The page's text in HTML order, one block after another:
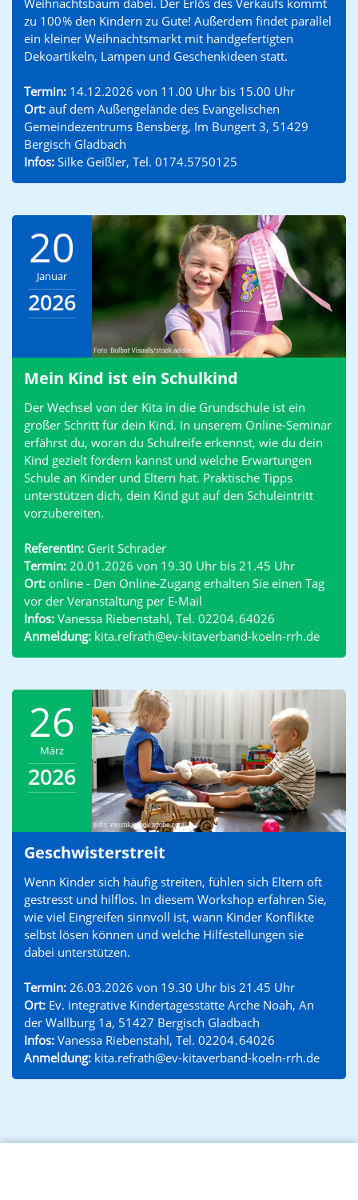
Weihnachtsbaum dabei. Der Erlös des Verkaufs kommt
zu 100 % den Kindern zu Gute! Außerdem findet parallel
ein kleiner Weihnachtsmarkt mit handgefertigten
Dekoartikeln, Lampen und Geschenkideen statt.
Termin: 14.12.2026 von 11.00 Uhr bis 15.00 Uhr
Ort: auf dem Außengelände des Evangelischen
Gemeindezentrums Bensberg, Im Bungert 3, 51429
Bergisch Gladbach
Infos: Silke Geißler, Tel. 0174.5750125
20
Januar
2026
Mein Kind ist ein Schulkind
Der Wechsel von der Kita in die Grundschule ist ein
großer Schritt für dein Kind. In unserem Online-Seminar
erfährst du, woran du Schulreife erkennst, wie du dein
Kind gezielt fördern kannst und welche Erwartungen
Schule an Kinder und Eltern hat. Praktische Tipps
unterstützen dich, dein Kind gut auf den Schuleintritt
vorzubereiten.
Referentin: Gerit Schrader
Termin: 20.01.2026 von 19.30 Uhr bis 21.45 Uhr
Ort: online - Den Online-Zugang erhalten Sie einen Tag
vor der Veranstaltung per E-Mail
Infos: Vanessa Riebenstahl, Tel. 02204 . 64026
Anmeldung: kita.refrath@ev-kitaverband-koeln-rrh.de
26
März
2026
Geschwisterstreit
Wenn Kinder sich häufig streiten, fühlen sich Eltern oft
gestresst und hilflos. In diesem Workshop erfahren Sie,
wie viel Eingreifen sinnvoll ist, wann Kinder Konflikte
selbst lösen können und welche Hilfestellungen sie
dabei unterstützen.
Termin: 26.03.2026 von 19.30 Uhr bis 21.45 Uhr
Ort: Ev. integrative Kindertagesstätte Arche Noah, An
der Wallburg 1a, 51427 Bergisch Gladbach
Infos: Vanessa Riebenstahl, Tel. 02204 . 64026
Anmeldung: kita.refrath@ev-kitaverband-koeln-rrh.de